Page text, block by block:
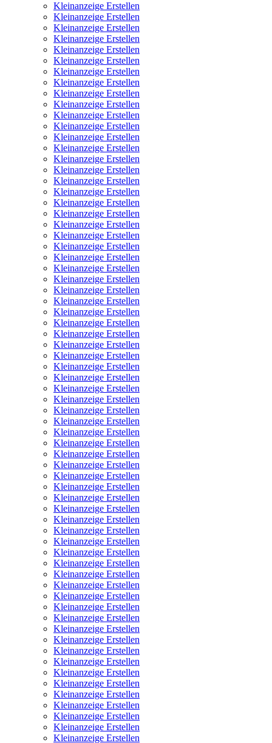
Kleinanzeige Erstellen
Kleinanzeige Erstellen
Kleinanzeige Erstellen
Kleinanzeige Erstellen
Kleinanzeige Erstellen
Kleinanzeige Erstellen
Kleinanzeige Erstellen
Kleinanzeige Erstellen
Kleinanzeige Erstellen
Kleinanzeige Erstellen
Kleinanzeige Erstellen
Kleinanzeige Erstellen
Kleinanzeige Erstellen
Kleinanzeige Erstellen
Kleinanzeige Erstellen
Kleinanzeige Erstellen
Kleinanzeige Erstellen
Kleinanzeige Erstellen
Kleinanzeige Erstellen
Kleinanzeige Erstellen
Kleinanzeige Erstellen
Kleinanzeige Erstellen
Kleinanzeige Erstellen
Kleinanzeige Erstellen
Kleinanzeige Erstellen
Kleinanzeige Erstellen
Kleinanzeige Erstellen
Kleinanzeige Erstellen
Kleinanzeige Erstellen
Kleinanzeige Erstellen
Kleinanzeige Erstellen
Kleinanzeige Erstellen
Kleinanzeige Erstellen
Kleinanzeige Erstellen
Kleinanzeige Erstellen
Kleinanzeige Erstellen
Kleinanzeige Erstellen
Kleinanzeige Erstellen
Kleinanzeige Erstellen
Kleinanzeige Erstellen
Kleinanzeige Erstellen
Kleinanzeige Erstellen
Kleinanzeige Erstellen
Kleinanzeige Erstellen
Kleinanzeige Erstellen
Kleinanzeige Erstellen
Kleinanzeige Erstellen
Kleinanzeige Erstellen
Kleinanzeige Erstellen
Kleinanzeige Erstellen
Kleinanzeige Erstellen
Kleinanzeige Erstellen
Kleinanzeige Erstellen
Kleinanzeige Erstellen
Kleinanzeige Erstellen
Kleinanzeige Erstellen
Kleinanzeige Erstellen
Kleinanzeige Erstellen
Kleinanzeige Erstellen
Kleinanzeige Erstellen
Kleinanzeige Erstellen
Kleinanzeige Erstellen
Kleinanzeige Erstellen
Kleinanzeige Erstellen
Kleinanzeige Erstellen
Kleinanzeige Erstellen
Kleinanzeige Erstellen
Kleinanzeige Erstellen